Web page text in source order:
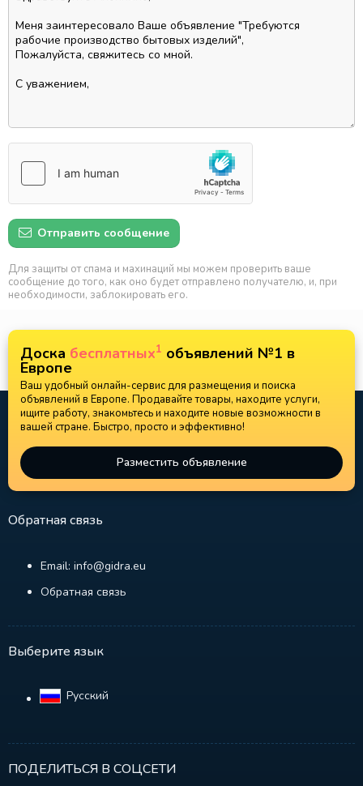
Отправить сообщение
Для защиты от спама и махинаций мы можем проверить ваше
сообщение до того, как оно будет отправлено получателю, и, при
необходимости, заблокировать его.
Доска бесплатных1 объявлений №1 в
Европе
Ваш удобный онлайн-сервис для размещения и поиска
объявлений в Европе. Продавайте товары, находите услуги,
ищите работу, знакомьтесь и находите новые возможности в
вашей стране. Быстро, просто и эффективно!
Разместить объявление
Обратная связь
Email: info@gidra.eu
Обратная связь
Выберите язык
Русский‎
ПОДЕЛИТЬСЯ В СОЦСЕТИ